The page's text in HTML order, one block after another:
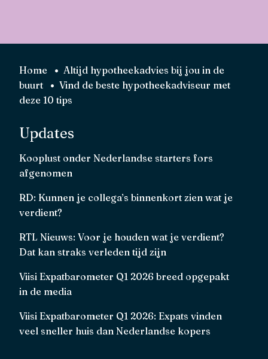
Home
Altijd hypotheekadvies bij jou in de
buurt
Vind de beste hypotheek­adviseur met
deze 10 tips
Updates
Kooplust onder Nederlandse starters fors
afgenomen
RD: Kunnen je collega’s binnenkort zien wat je
verdient?
RTL Nieuws: Voor je houden wat je verdient?
Dat kan straks verleden tijd zijn
Viisi Expatbarometer Q1 2026 breed opgepakt
in de media
Viisi Expatbarometer Q1 2026: Expats vinden
veel sneller huis dan Nederlandse kopers